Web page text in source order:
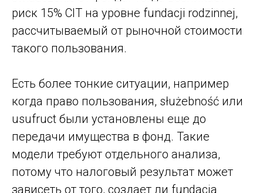
риск 15% CIT на уровне fundacji rodzinnej,
рассчитываемый от рыночной стоимости
такого пользования.
Есть более тонкие ситуации, например
когда право пользования, służebność или
usufruct были установлены еще до
передачи имущества в фонд. Такие
модели требуют отдельного анализа,
потому что налоговый результат может
зависеть от того, создает ли fundacja